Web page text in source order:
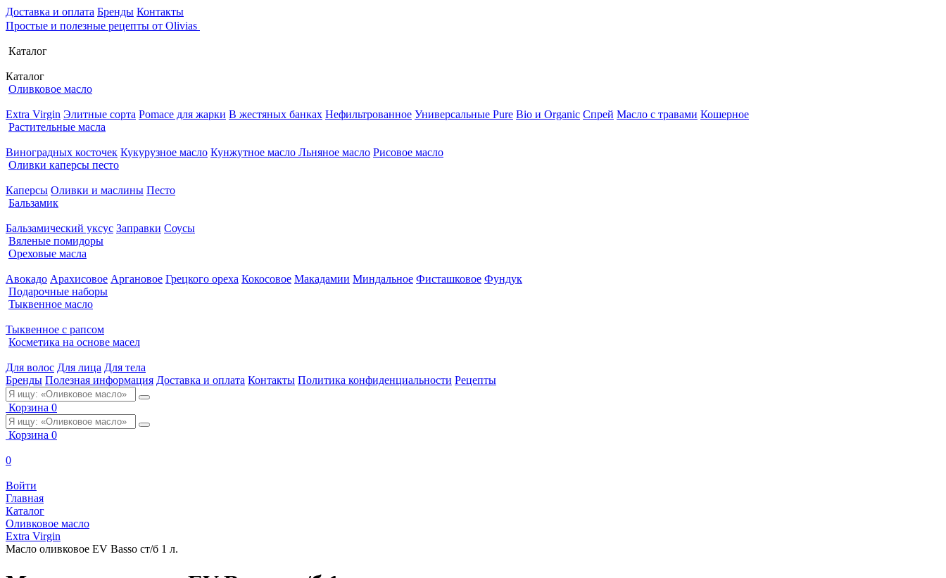
Доставка и оплата Бренды Контакты
Простые и полезные рецепты от Olivias
Каталог
Каталог
Оливковое масло
Extra Virgin Элитные сорта Pomace для жарки В жестяных банках Нефильтрованное Универсальные Pure Bio и Organic Спрей Масло с травами Кошерное
Растительные масла
Виноградных косточек Кукурузное масло Кунжутное масло Льняное масло Рисовое масло
Оливки каперсы песто
Каперсы Оливки и маслины Песто
Бальзамик
Бальзамический уксус Заправки Соусы
Вяленые помидоры
Ореховые масла
Авокадо Арахисовое Аргановое Грецкого ореха Кокосовое Макадамии Миндальное Фисташковое Фундук
Подарочные наборы
Тыквенное масло
Тыквенное с рапсом
Косметика на основе масел
Для волос Для лица Для тела
Бренды Полезная информация Доставка и оплата Контакты Политика конфиденциальности Рецепты
Корзина 0
Корзина 0
0
Войти
Главная
Каталог
Оливковое масло
Extra Virgin
Масло оливковое EV Basso ст/б 1 л.